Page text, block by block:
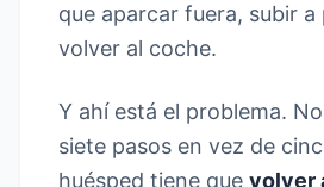
que aparcar fuera, subir
volver al coche.
Y ahí está el problema.
siete pasos en vez de
huésped tiene que volver